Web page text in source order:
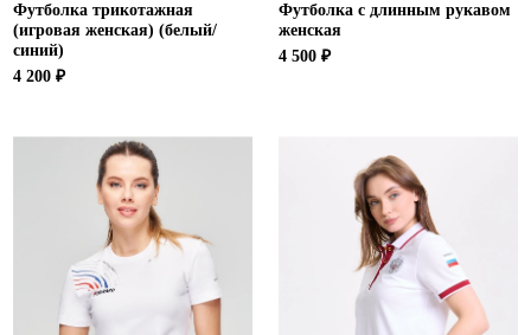
Футболка трикотажная
(игровая женская) (белый/
синий)
4 200 ₽
Футболка с длинным рукавом
женская
4 500 ₽